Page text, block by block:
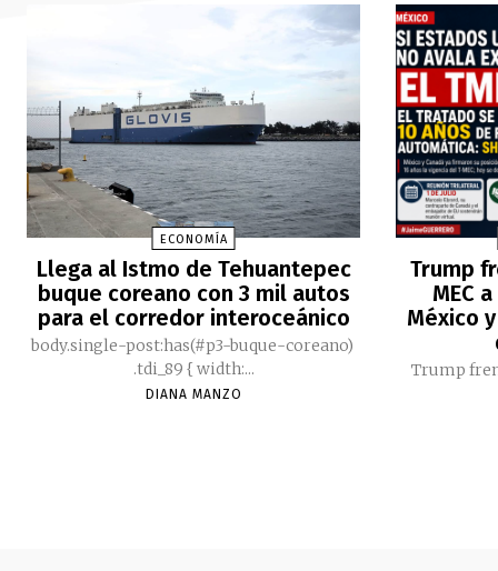
ECONOMÍA
Llega al Istmo de Tehuantepec
buque coreano con 3 mil autos
para el corredor interoceánico
body.single-post:has(#p3-buque-coreano)
.tdi_89 { width:...
DIANA MANZO
Trump
MEC
México
Trump